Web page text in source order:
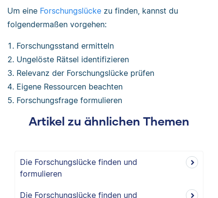
Um eine Forschungslücke zu finden, kannst du
folgendermaßen vorgehen:
Forschungsstand ermitteln
Ungelöste Rätsel identifizieren
Relevanz der Forschungslücke prüfen
Eigene Ressourcen beachten
Forschungsfrage formulieren
Artikel zu ähnlichen Themen
Die Forschungslücke finden und
formulieren
Die Forschungslücke finden und